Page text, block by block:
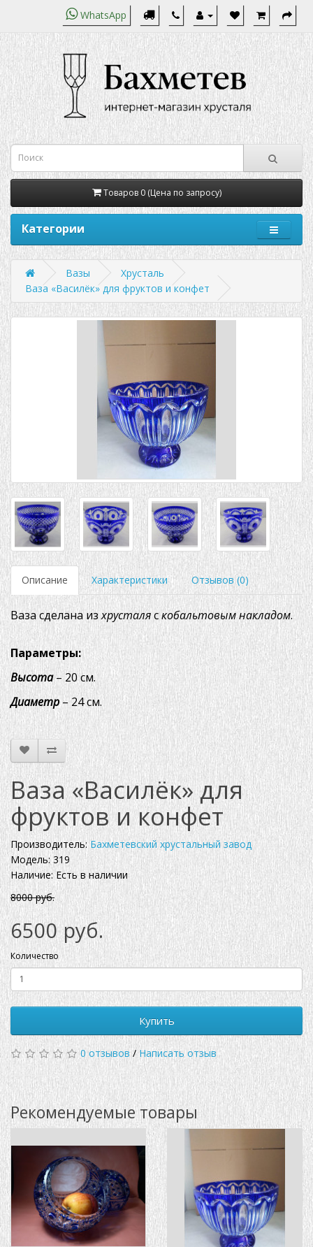
WhatsApp
Товаров 0 (Цена по запросу)
Категории
Вазы
Хрусталь
Ваза «Василёк» для фруктов и конфет
Описание Характеристики Отзывов (0)
Ваза сделана изхрусталяскобальтовымнакладом.
Параметры:
Высота– 20 см.
Диаметр– 24 см.
Ваза «Василёк» для
фруктов и конфет
Производитель:Бахметевский хрустальный завод
Модель: 319
Наличие: Есть в наличии
8000 руб.
6500 руб.
Количество
Купить
0 отзывов / Написать отзыв
Рекомендуемые товары